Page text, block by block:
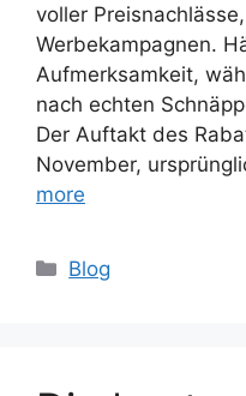
voller
Werbekampagnen.
Aufmerksamkeit,
nach echten
Der Auftakt des
November,
more
Categories
Blog